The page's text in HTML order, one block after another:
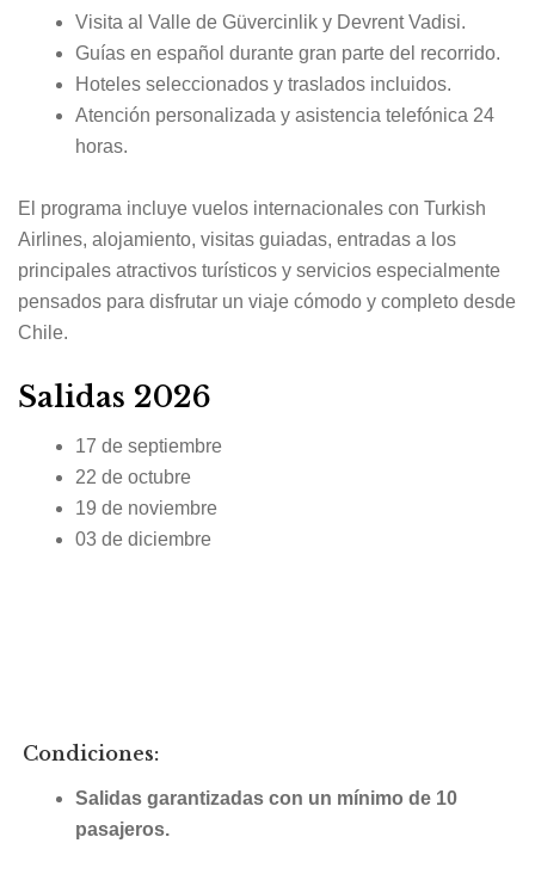
Visita al Valle de Güvercinlik y Devrent Vadisi.
Guías en español durante gran parte del recorrido.
Hoteles seleccionados y traslados incluidos.
Atención personalizada y asistencia telefónica 24
horas.
El programa incluye vuelos internacionales con Turkish
Airlines, alojamiento, visitas guiadas, entradas a los
principales atractivos turísticos y servicios especialmente
pensados para disfrutar un viaje cómodo y completo desde
Chile.
Salidas 2026
17 de septiembre
22 de octubre
19 de noviembre
03 de diciembre
Condiciones:
Salidas garantizadas con un mínimo de 10
pasajeros.